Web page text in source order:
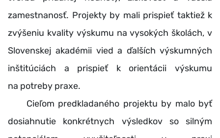
zamestnanosť. Projekty by mali prispieť taktiež k
zvýšeniu kvality výskumu na vysokých školách, v
Slovenskej akadémii vied a ďalších výskumných
inštitúciách a prispieť k orientácii výskumu
na potreby praxe.
Cieľom predkladaného projektu by malo byť
dosiahnutie konkrétnych výsledkov so silným